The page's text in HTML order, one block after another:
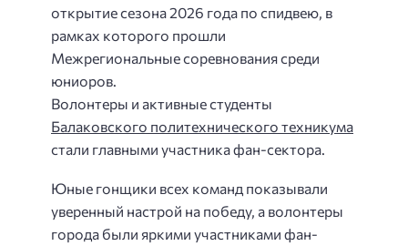
открытие сезона 2026 года по спидвею, в
рамках которого прошли
Межрегиональные соревнования среди
юниоров.
Волонтеры и активные студенты
Балаковского политехнического техникума
стали главными участника фан-сектора.
Юные гонщики всех команд показывали
уверенный настрой на победу, а волонтеры
города были яркими участниками фан-